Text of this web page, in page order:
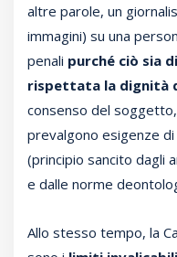
altre parole, un
immagini) su una
penali purché ciò sia
rispettata la dignità
consenso del
prevalgono esigenze
(principio sancito dagli
e dalle norme
Allo stesso tempo, la